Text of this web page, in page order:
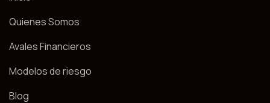
Quienes Somos
Avales Financieros
Modelos de riesgo
Blog